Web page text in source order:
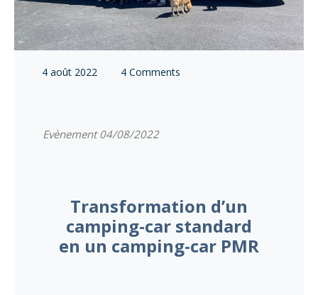
4 août 2022 4 Comments
Evènement 04/08/2022
Transformation d’un
camping-car standard
en un camping-car PMR